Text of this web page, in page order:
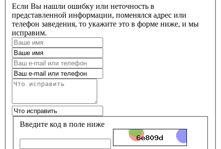
Если Вы нашли ошибку или неточность в
представленной информации, поменялся адрес или
телефон заведения, то укажите это в форме ниже, и мы
исправим.
Введите код в поле ниже